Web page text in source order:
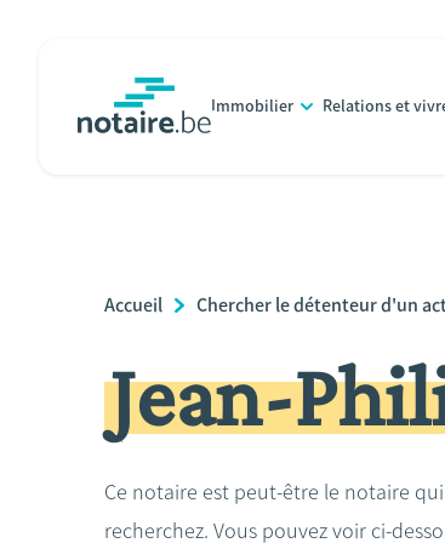
principal
Immobilier Relations et
Breadcrumb
Accueil Chercher le détenteur d'un
Jean-
Ce notaire est peut-être le notaire
recherchez. Vous pouvez voir ci-